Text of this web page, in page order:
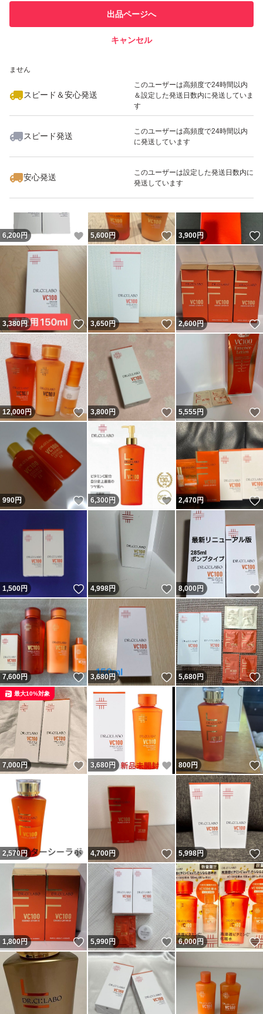
での取引実績があります
ません
スピード＆安心発送
このユーザーは高頻度で24時間以内
＆設定した発送日数内に発送していま
す
スピード発送
このユーザーは高頻度で24時間以内
に発送しています
安心発送
このユーザーは設定した発送日数内に
発送しています
出品ページへ
キャンセル
いいね！
5,210
6,200円 いいね！
5,600円 いいね！
3,900円
3,380円 いいね！
3,650円 いいね！
2,600円
12,000円 いいね！
3,800円 いいね！
5,555円
990円 いいね！
6,300円 いいね！
2,470円
1,500円 いいね！
4,998円 いいね！
8,000円
7,600円 いいね！
3,680円 いいね！
5,680円
7,000円 いいね！
最大10%対象
3,680 円 いいね！
800円
2,570円 いいね！
4,700円 いいね！
5,998円
1,800円 いいね！
5,990円 いいね！
6,000円